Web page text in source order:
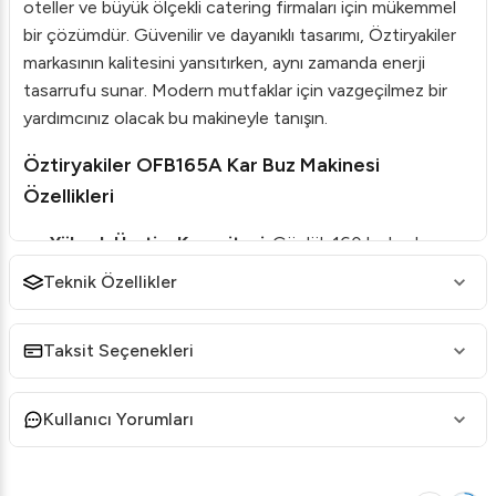
oteller ve büyük ölçekli catering firmaları için mükemmel
bir çözümdür. Güvenilir ve dayanıklı tasarımı, Öztiryakiler
markasının kalitesini yansıtırken, aynı zamanda enerji
tasarrufu sunar. Modern mutfaklar için vazgeçilmez bir
yardımcınız olacak bu makineyle tanışın.
Öztiryakiler OFB165A Kar Buz Makinesi
Özellikleri
Yüksek Üretim Kapasitesi: Günlük 160 kg kar buz
üretme kapasitesiyle etkin hizmet sağlar.
Hava Soğutmalı Sistem: Enerji verimliliği sunarak
uygun buz tipi olan kar buz üretir.
Teknik Özellikler
Taksit Seçenekleri
Kullanıcı Yorumları